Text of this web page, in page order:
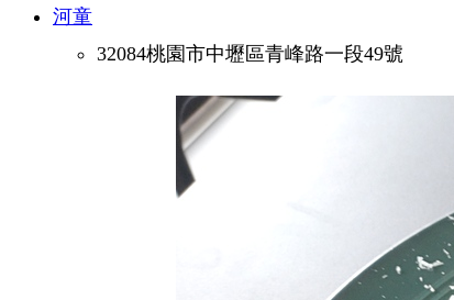
河童
32084桃園市中壢區青峰路一段49號